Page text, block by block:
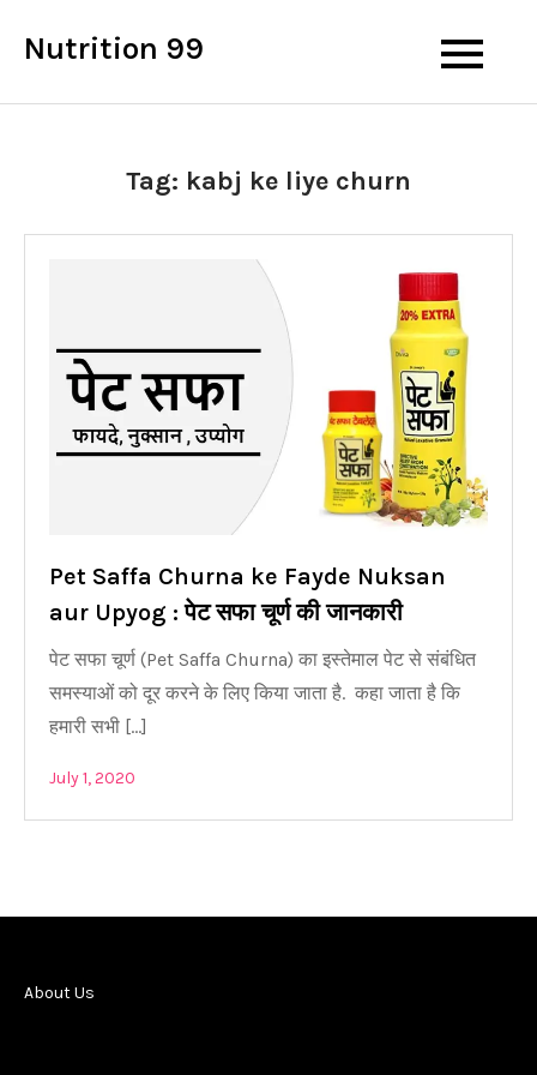
Nutrition 99
Tag: kabj ke liye churn
Pet Saffa Churna ke Fayde Nuksan
aur Upyog : पेट सफा चूर्ण की जानकारी
पेट सफा चूर्ण (Pet Saffa Churna) का इस्तेमाल पेट से संबंधित
समस्याओं को दूर करने के लिए किया जाता है. कहा जाता है कि
हमारी सभी […]
July 1, 2020
About Us